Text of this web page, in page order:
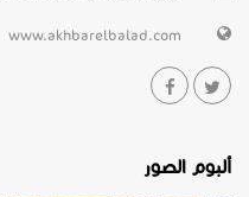
www.akhbarelbalad.com
ألبوم الصور